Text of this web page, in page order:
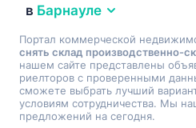
в Барнауле
Портал коммерческой
снять склад производственно-
нашем сайте представлены
риелторов с проверенными
сможете выбрать лучший
условиям сотрудничества. Мы
предложений на сегодня.